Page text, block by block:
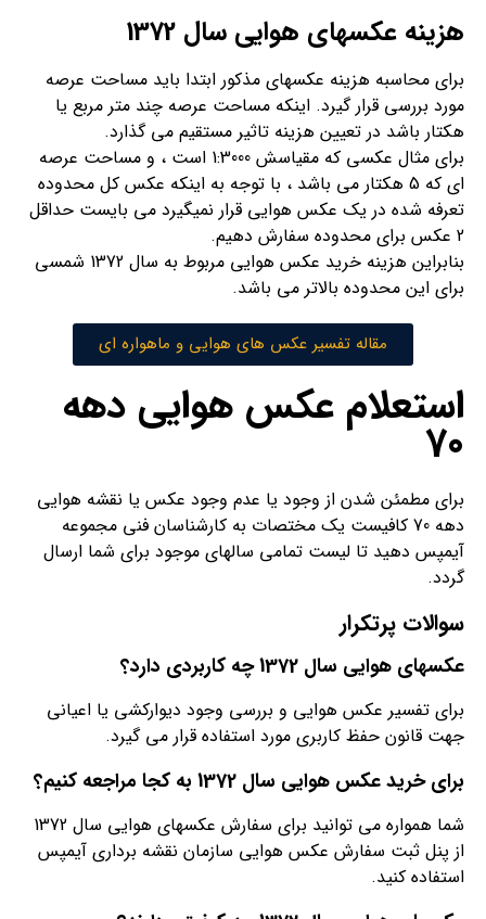
هزینه عکسهای هوایی سال 1372
برای محاسبه هزینه عکسهای مذکور ابتدا باید مساحت عرصه
مورد بررسی قرار گیرد. اینکه مساحت عرصه چند متر مربع یا
هکتار باشد در تعیین هزینه تاثیر مستقیم می گذارد.
برای مثال عکسی که مقیاسش 1:3000 است ، و مساحت عرصه
ای که 5 هکتار می باشد ، با توجه به اینکه عکس کل محدوده
تعرفه شده در یک عکس هوایی قرار نمیگیرد می بایست حداقل
2 عکس برای محدوده سفارش دهیم.
بنابراین هزینه خرید عکس هوایی مربوط به سال 1372 شمسی
برای این محدوده بالاتر می باشد.
مقاله تفسیر عکس های هوایی و ماهواره ای
استعلام عکس هوایی دهه
70
برای مطمئن شدن از وجود یا عدم وجود عکس یا نقشه هوایی
دهه 70 کافیست یک مختصات به کارشناسان فنی مجموعه
آیمپس دهید تا لیست تمامی سالهای موجود برای شما ارسال
گردد.
سوالات پرتکرار
عکسهای هوایی سال 1372 چه کاربردی دارد؟
برای تفسیر عکس هوایی و بررسی وجود دیوارکشی یا اعیانی
جهت قانون حفظ کاربری مورد استفاده قرار می گیرد.
برای خرید عکس هوایی سال 1372 به کجا مراجعه کنیم؟
شما همواره می توانید برای سفارش عکسهای هوایی سال 1372
از پنل ثبت سفارش عکس هوایی سازمان نقشه برداری آیمپس
استفاده کنید.